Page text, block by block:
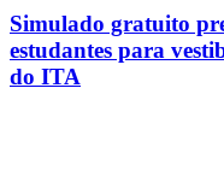
Simulado gratuito
estudantes para
do ITA